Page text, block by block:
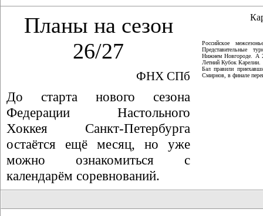
Планы на сезон
26/27
ФНХ СПб
До старта нового сезона
Федерации Настольного
Хоккея Санкт-Петербурга
остаётся ещё месяц, но уже
можно ознакомиться с
календарём соревнований.
Российское
Представительные
Нижнем Новгороде. А
Летний Кубок Карелии.
Бал правили
Смирнов, в финале